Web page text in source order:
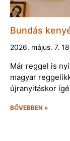
Bundás
2026. május. 7.
Már reggel is
magyar
újranyitáskor
BŐVEBBEN »